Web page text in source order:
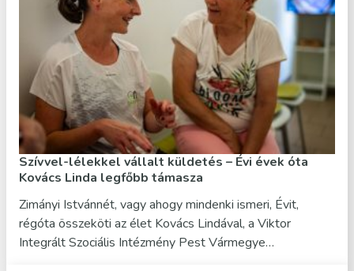
Szívvel-lélekkel vállalt küldetés – Évi évek óta
Kovács Linda legfőbb támasza
Zimányi Istvánnét, vagy ahogy mindenki ismeri, Évit,
régóta összeköti az élet Kovács Lindával, a Viktor
Integrált Szociális Intézmény Pest Vármegye…